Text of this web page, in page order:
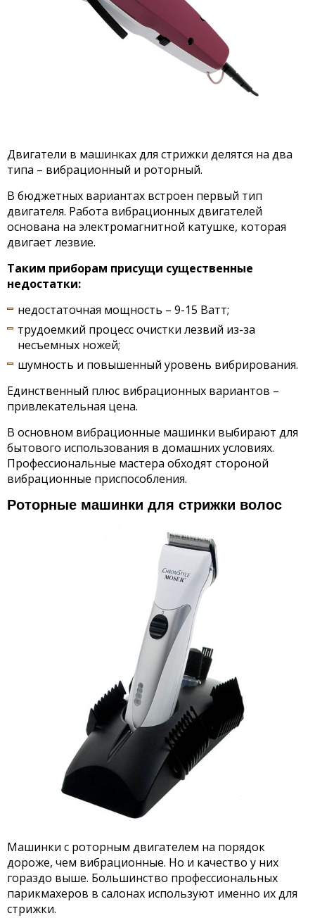
Двигатели в машинках для стрижки делятся на два
типа – вибрационный и роторный.
В бюджетных вариантах встроен первый тип
двигателя. Работа вибрационных двигателей
основана на электромагнитной катушке, которая
двигает лезвие.
Таким приборам присущи существенные
недостатки:
недостаточная мощность – 9-15 Ватт;
трудоемкий процесс очистки лезвий из-за
несъемных ножей;
шумность и повышенный уровень вибрирования.
Единственный плюс вибрационных вариантов –
привлекательная цена.
В основном вибрационные машинки выбирают для
бытового использования в домашних условиях.
Профессиональные мастера обходят стороной
вибрационные приспособления.
Роторные машинки для стрижки волос
Машинки с роторным двигателем на порядок
дороже, чем вибрационные. Но и качество у них
гораздо выше. Большинство профессиональных
парикмахеров в салонах используют именно их для
стрижки.